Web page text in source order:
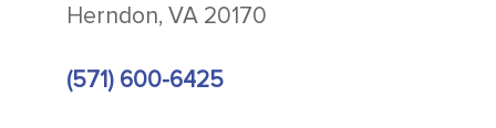
Herndon, VA 20170
(571) 600-6425